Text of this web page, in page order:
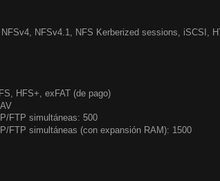
NFSv4.1, NFS Kerberized sessions, iSCSI,
HFS+, exFAT (de pago)
FTP simultáneas: 500
FTP simultáneas (con expansión RAM): 1500